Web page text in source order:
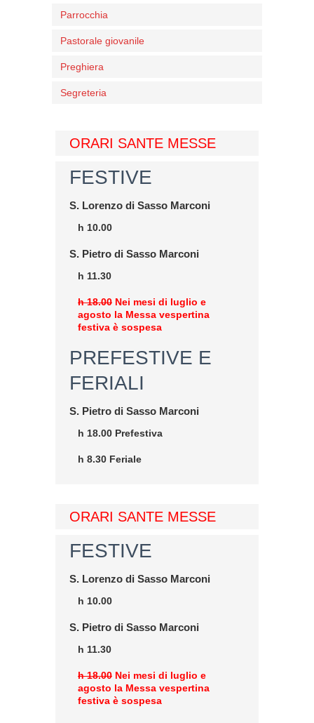
Parrocchia
Pastorale giovanile
Preghiera
Segreteria
ORARI SANTE MESSE
FESTIVE
S. Lorenzo di Sasso Marconi
h 10.00
S. Pietro di Sasso Marconi
h 11.30
h 18.00 Nei mesi di luglio e
agosto la Messa vespertina
festiva è sospesa
PREFESTIVE E
FERIALI
S. Pietro di Sasso Marconi
h 18.00 Prefestiva
h 8.30 Feriale
ORARI SANTE MESSE
FESTIVE
S. Lorenzo di Sasso Marconi
h 10.00
S. Pietro di Sasso Marconi
h 11.30
h 18.00 Nei mesi di luglio e
agosto la Messa vespertina
festiva è sospesa